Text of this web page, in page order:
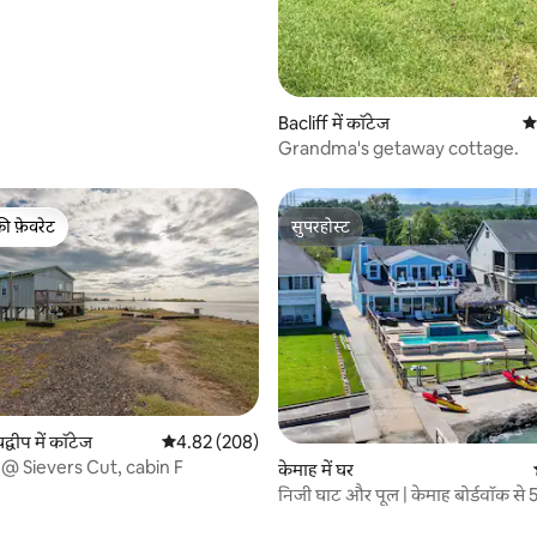
Bacliff में कॉटेज
Grandma's getaway cottage.
फ़ेवरेट
फ़ेवरेट
में कॉटेज औसत रेटिंग 5 में से 4.82, 208 समीक्षाएँ
4.82 (208)
Sievers Cut, cabin F
सुपरहोस्ट
सुपरहोस्ट
केमाह में घर
निजी घाट और पूल | केमाह बोर्डवॉक से